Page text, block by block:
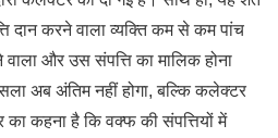
दान करने वाला व्यक्ति कम से कम पांच
और उस संपत्ति का मालिक होना
अब अंतिम नहीं होगा, बल्कि कलेक्टर
का कहना है कि वक्फ की संपत्तियों में